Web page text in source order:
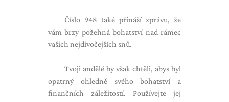
Číslo 948 také přináší zprávu, že
vám brzy požehná bohatství nad rámec
vašich nejdivočejších snů.
Tvoji andělé by však chtěli, abys byl
opatrný ohledně svého bohatství a
finančních záležitostí. Používejte jej